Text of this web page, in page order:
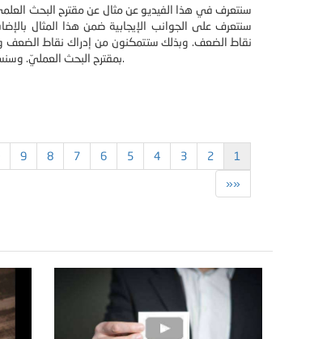
سنتعرف في هذا الفيديو عن مثال عن مقترح البحث
سنتعرف على الجوانب الإيجابية ضمن هذا المثال
نقاط الضعف. وبذلك ستتمكنون من إدراك نقاط الضعف
بمقترح البحث العمليّ. وسنسعى لد.
1
2
3
4
5
6
7
8
9
»»